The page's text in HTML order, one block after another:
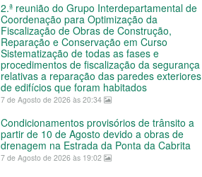
2.ª reunião do Grupo Interdepartamental de
Coordenação para Optimização da
Fiscalização de Obras de Construção,
Reparação e Conservação em Curso
Sistematização de todas as fases e
procedimentos de fiscalização da segurança
relativas a reparação das paredes exteriores
de edifícios que foram habitados
7 de Agosto de 2026 às 20:34
Condicionamentos provisórios de trânsito a
partir de 10 de Agosto devido a obras de
drenagem na Estrada da Ponta da Cabrita
7 de Agosto de 2026 às 19:02